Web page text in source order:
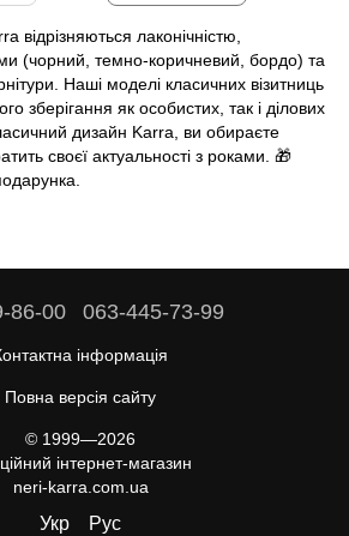
відрізняються лаконічністю,
(чорний, темно-коричневий, бордо) та
Наші моделі класичних візитниць
зберігання як особистих, так і ділових
дизайн Karra, ви обираєте
своєї актуальності з роками. 🎁
86-00 063-445-73-99
інформація
Повна версія сайту
© 1999—2026
інтернет-магазин
neri-karra.com.ua
Укр Рус